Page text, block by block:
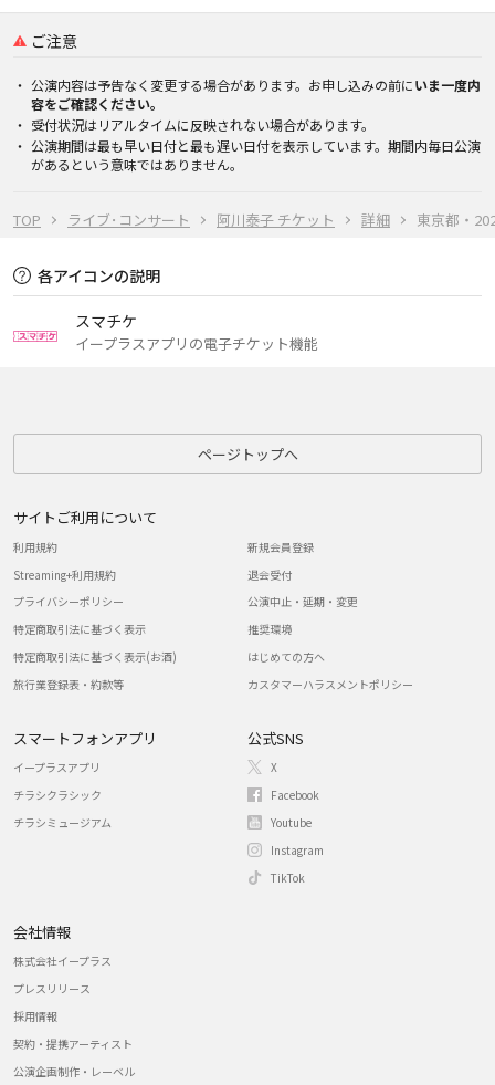
TOP ライブ･コンサート 阿川泰子 チケット 詳細 東京都・
ご注意
公演内容は予告なく変更する場合があります。お申し込みの前にいま一度内
容をご確認ください。
受付状況はリアルタイムに反映されない場合があります。
公演期間は最も早い日付と最も遅い日付を表示しています。期間内毎日公演
があるという意味ではありません。
各アイコンの説明
スマチケ
イープラスアプリの電子チケット機能
ページトップへ
サイトご利用について
利用規約
Streaming+利用規約
プライバシーポリシー
特定商取引法に基づく表示
特定商取引法に基づく表示(お酒)
旅行業登録表・約款等
新規会員登録
退会受付
公演中止・延期・変更
推奨環境
はじめての方へ
カスタマーハラスメントポリシー
スマートフォンアプリ
イープラスアプリ
チラシクラシック
チラシミュージアム
公式SNS
X
Facebook
Youtube
Instagram
TikTok
会社情報
株式会社イープラス
プレスリリース
採用情報
契約・提携アーティスト
公演企画制作・レーベル